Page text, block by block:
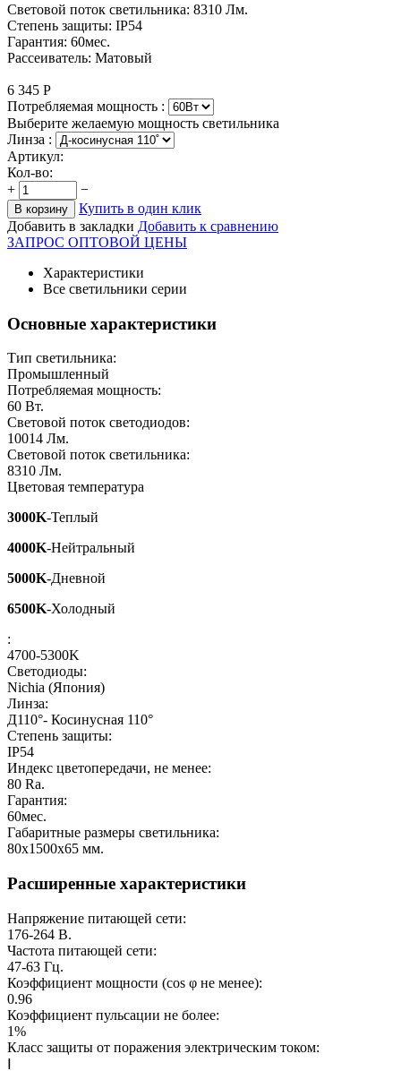
Световой поток светильника: 8310 Лм.
Степень защиты: IP54
Гарантия: 60мес.
Рассеиватель: Матовый
6 345 Р
Потребляемая мощность :
Выберите желаемую мощность светильника
Линза :
Артикул:
Кол-во:
+
−
В корзину
Купить в один клик
Добавить в закладки Добавить к сравнению
ЗАПРОС ОПТОВОЙ ЦЕНЫ
Характеристики
Все светильники серии
Основные характеристики
Тип светильника:
Промышленный
Потребляемая мощность:
60 Вт.
Световой поток светодиодов:
10014 Лм.
Световой поток светильника:
8310 Лм.
Цветовая температура
3000K-Теплый
4000K-Нейтральный
5000K-Дневной
6500K-Холодный
:
4700-5300K
Светодиоды:
Nichia (Япония)
Линза:
Д110°- Косинусная 110°
Степень защиты:
IP54
Индекс цветопередачи, не менее:
80 Ra.
Гарантия:
60мес.
Габаритные размеры светильника:
80х1500х65 мм.
Расширенные характеристики
Напряжение питающей сети:
176-264 В.
Частота питающей сети:
47-63 Гц.
Коэффициент мощности (cos φ не менее):
0.96
Коэффициент пульсации не более:
1%
Класс защиты от поражения электрическим током: